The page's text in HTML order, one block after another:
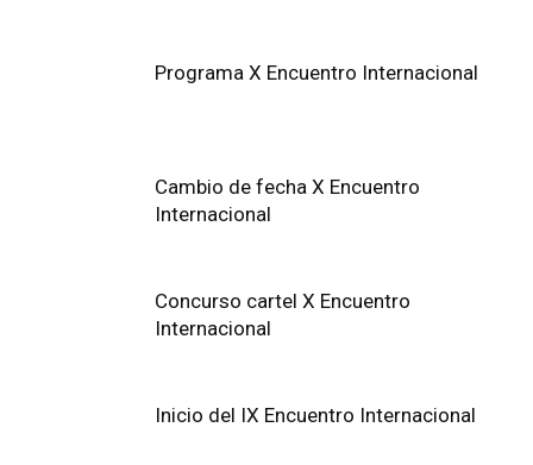
Programa X Encuentro Internacional
Cambio de fecha X Encuentro
Internacional
Concurso cartel X Encuentro
Internacional
Inicio del IX Encuentro Internacional